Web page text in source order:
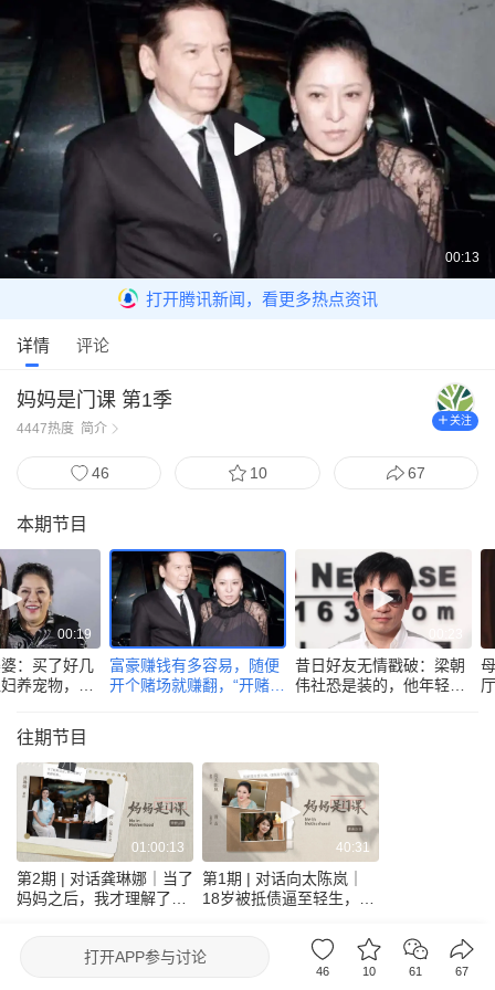
00:13
打开腾讯新闻，看更多热点资讯
详情 评论
妈妈是门课 第1季
4447热度 简介
关注
46 10 67
本期节目
00:19
：买了好几
养宠物，从
富豪赚钱有多容易，随便
开个赌场就赚翻，“开赌场
昔日好友无情戳破：梁朝
伟社恐是装的，他年轻时
往期节目
01:00:13
第2期 | 对话龚琳娜｜当了
妈妈之后，我才理解了我
40:31
第1期 | 对话向太陈岚｜
18岁被抵债逼至轻生，跨
去眼界频道看更多
腾讯新闻出品节目
打开APP参与讨论
46 10 61 67